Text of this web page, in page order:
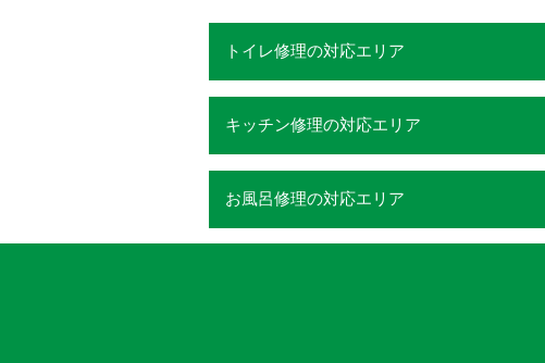
トイレ修理の対応エリア
キッチン修理の対応エリア
お風呂修理の対応エリア